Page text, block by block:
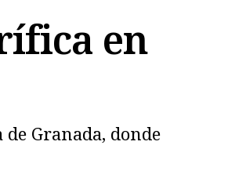
en
Granada, donde